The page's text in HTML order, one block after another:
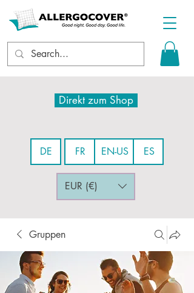
Direkt zum Shop
EUR (€)
DE FR EN-US ES
Gruppen